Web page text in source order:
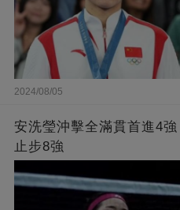
2024/08/05
安洗瑩沖擊全滿貫首進4
止步8強